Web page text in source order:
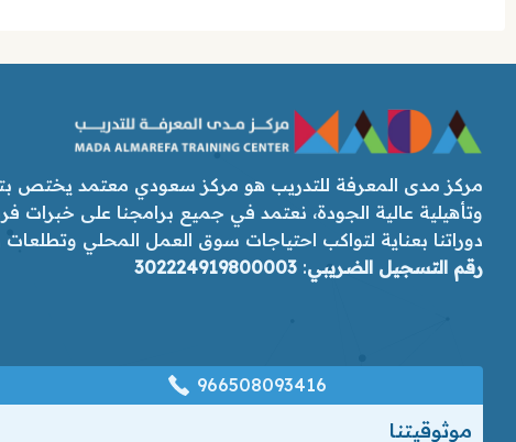
مركز مدى المعرفة للتدريب هو مركز سعودي معتمد يختص
وتأهيلية عالية الجودة، نعتمد في جميع برامجنا على خبرات
دوراتنا بعناية لتواكب احتياجات سوق العمل المحلي وتطلعات رؤية
رقم التسجيل الضريبي:
302224919800003
966508093416
موثوقيتنا